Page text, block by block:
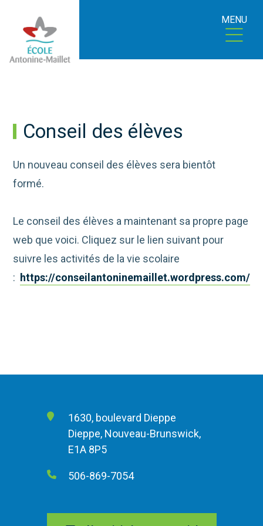
MENU
Conseil des élèves
Un nouveau conseil des élèves sera bientôt
formé.
Le conseil des élèves a maintenant sa propre page
web que voici. Cliquez sur le lien suivant pour
suivre les activités de la vie scolaire
: https://conseilantoninemaillet.wordpress.com/
1630, boulevard Dieppe
Dieppe, Nouveau-Brunswick,
E1A 8P5
506-869-7054